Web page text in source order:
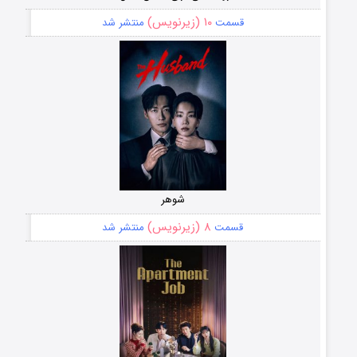
قسمت۱۰ (زیرنویس) منتشر شد
شوهر
قسمت ۸ (زیرنویس) منتشر شد